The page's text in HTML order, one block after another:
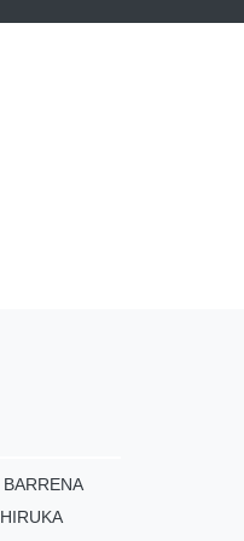
BARRENA
HIRUKA